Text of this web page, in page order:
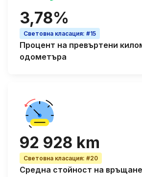
3,78%
Световна класация: #15
Процент на превъртени
одометъра
92 928 km
Световна класация: #20
Средна стойност на